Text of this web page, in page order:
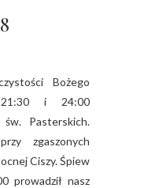
21:30 i 24:00
Pasterskich.
zgaszonych
Ciszy. Śpiew
prowadził nasz